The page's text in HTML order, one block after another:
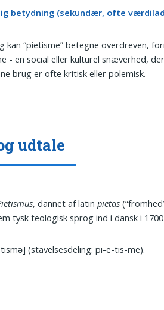
betydning (sekundær, ofte
kan “pietisme” betegne overdreven,
- en social eller kulturel snæverhed,
brug er ofte kritisk eller polemisk.
udtale
, dannet af latinpietas
tysk teologisk sprog ind i dansk i
(stavelsesdeling: pi-e-tis-me).